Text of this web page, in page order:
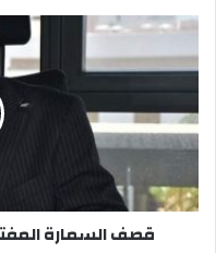
قصف السمارة